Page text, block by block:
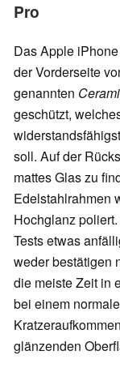
Pro
Das Apple
der Vorderseite
genannten
geschützt,
soll. Auf der
mattes Glas zu
Edelstahlrahmen
Hochglanz
Tests etwas
weder bestätigen
die meiste Zeit in
bei einem
glänzenden